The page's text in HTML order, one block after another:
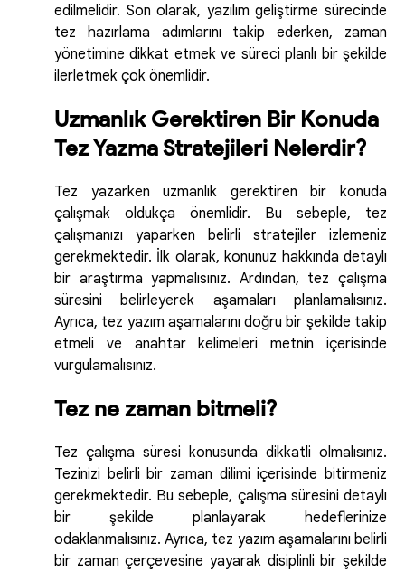
edilmelidir. Son olarak, yazılım geliştirme sürecinde
tez hazırlama adımlarını takip ederken, zaman
yönetimine dikkat etmek ve süreci planlı bir şekilde
ilerletmek çok önemlidir.
Uzmanlık Gerektiren Bir Konuda
Tez Yazma Stratejileri Nelerdir?
Tez yazarken uzmanlık gerektiren bir konuda
çalışmak oldukça önemlidir. Bu sebeple, tez
çalışmanızı yaparken belirli stratejiler izlemeniz
gerekmektedir. İlk olarak, konunuz hakkında detaylı
bir araştırma yapmalısınız. Ardından, tez çalışma
süresini belirleyerek aşamaları planlamalısınız.
Ayrıca, tez yazım aşamalarını doğru bir şekilde takip
etmeli ve anahtar kelimeleri metnin içerisinde
vurgulamalısınız.
Tez ne zaman bitmeli?
Tez çalışma süresi konusunda dikkatli olmalısınız.
Tezinizi belirli bir zaman dilimi içerisinde bitirmeniz
gerekmektedir. Bu sebeple, çalışma süresini detaylı
bir şekilde planlayarak hedeflerinize
odaklanmalısınız. Ayrıca, tez yazım aşamalarını belirli
bir zaman çerçevesine yayarak disiplinli bir şekilde